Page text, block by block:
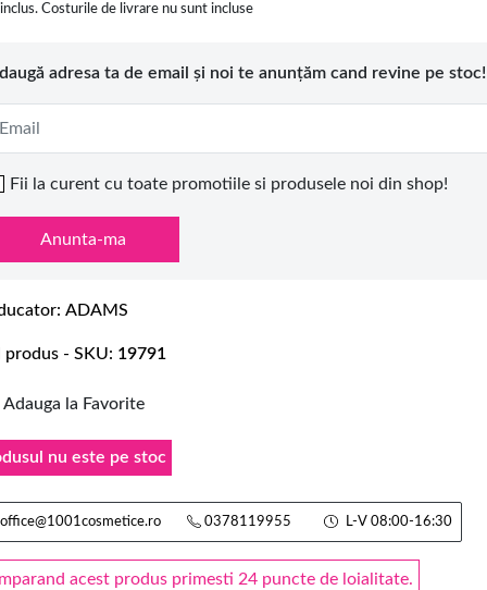
inclus. Costurile de livrare nu sunt incluse
adresa ta de email și noi te anunțăm cand revine pe stoc!
Email
Fii la curent cu toate promotiile si produsele noi din shop!
Anunta-ma
ADAMS
produs - SKU 19791
Adauga la Favorite
nu este pe stoc
office@1001cosmetice.ro 0378119955 L-V 08:00-16:30
acest produs primesti 24 puncte de loialitate.